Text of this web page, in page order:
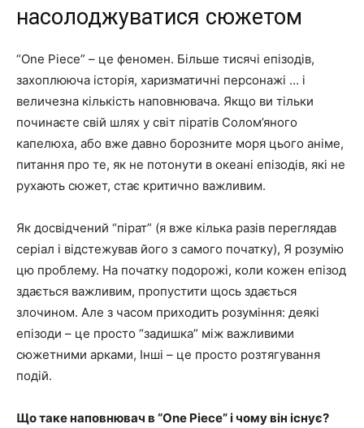
насолоджуватися сюжетом
“One Piece” – це феномен. Більше тисячі епізодів,
захоплююча історія, харизматичні персонажі … і
величезна кількість наповнювача. Якщо ви тільки
починаєте свій шлях у світ піратів Солом’яного
капелюха, або вже давно борозните моря цього аніме,
питання про те, як не потонути в океані епізодів, які не
рухають сюжет, стає критично важливим.
Як досвідчений “пірат” (я вже кілька разів переглядав
серіал і відстежував його з самого початку), Я розумію
цю проблему. На початку подорожі, коли кожен епізод
здається важливим, пропустити щось здається
злочином. Але з часом приходить розуміння: деякі
епізоди – це просто “задишка” між важливими
сюжетними арками, Інші – це просто розтягування
подій.
Що таке наповнювач в “One Piece” і чому він існує?